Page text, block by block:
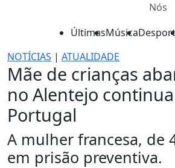
Nós
ÚltimasMúsica
NOTÍCIAS | ATUALIDADE
Mãe de crianças
no Alentejo
Portugal
A mulher francesa, de
em prisão preventiva.